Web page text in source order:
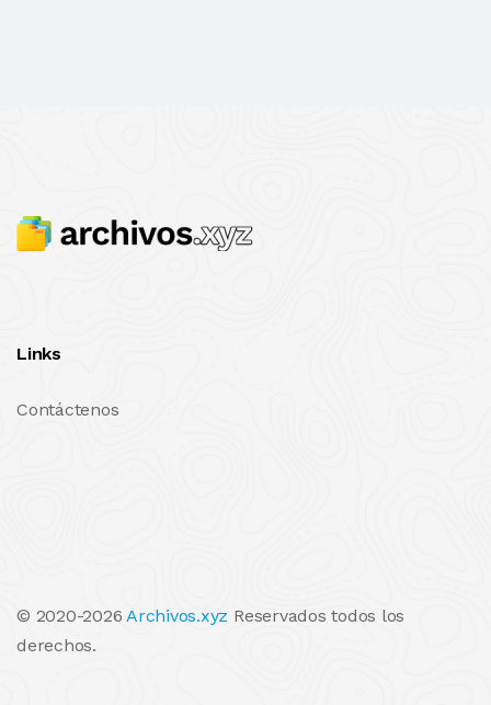
Links
Contáctenos
© 2020-2026Archivos.xyz Reservados todos los
derechos.